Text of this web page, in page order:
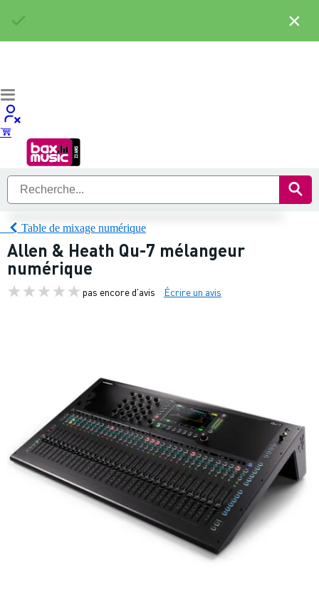
Table de mixage numérique
Allen & Heath Qu-7 mélangeur
numérique
pas encore d'avis Écrire un avis
×